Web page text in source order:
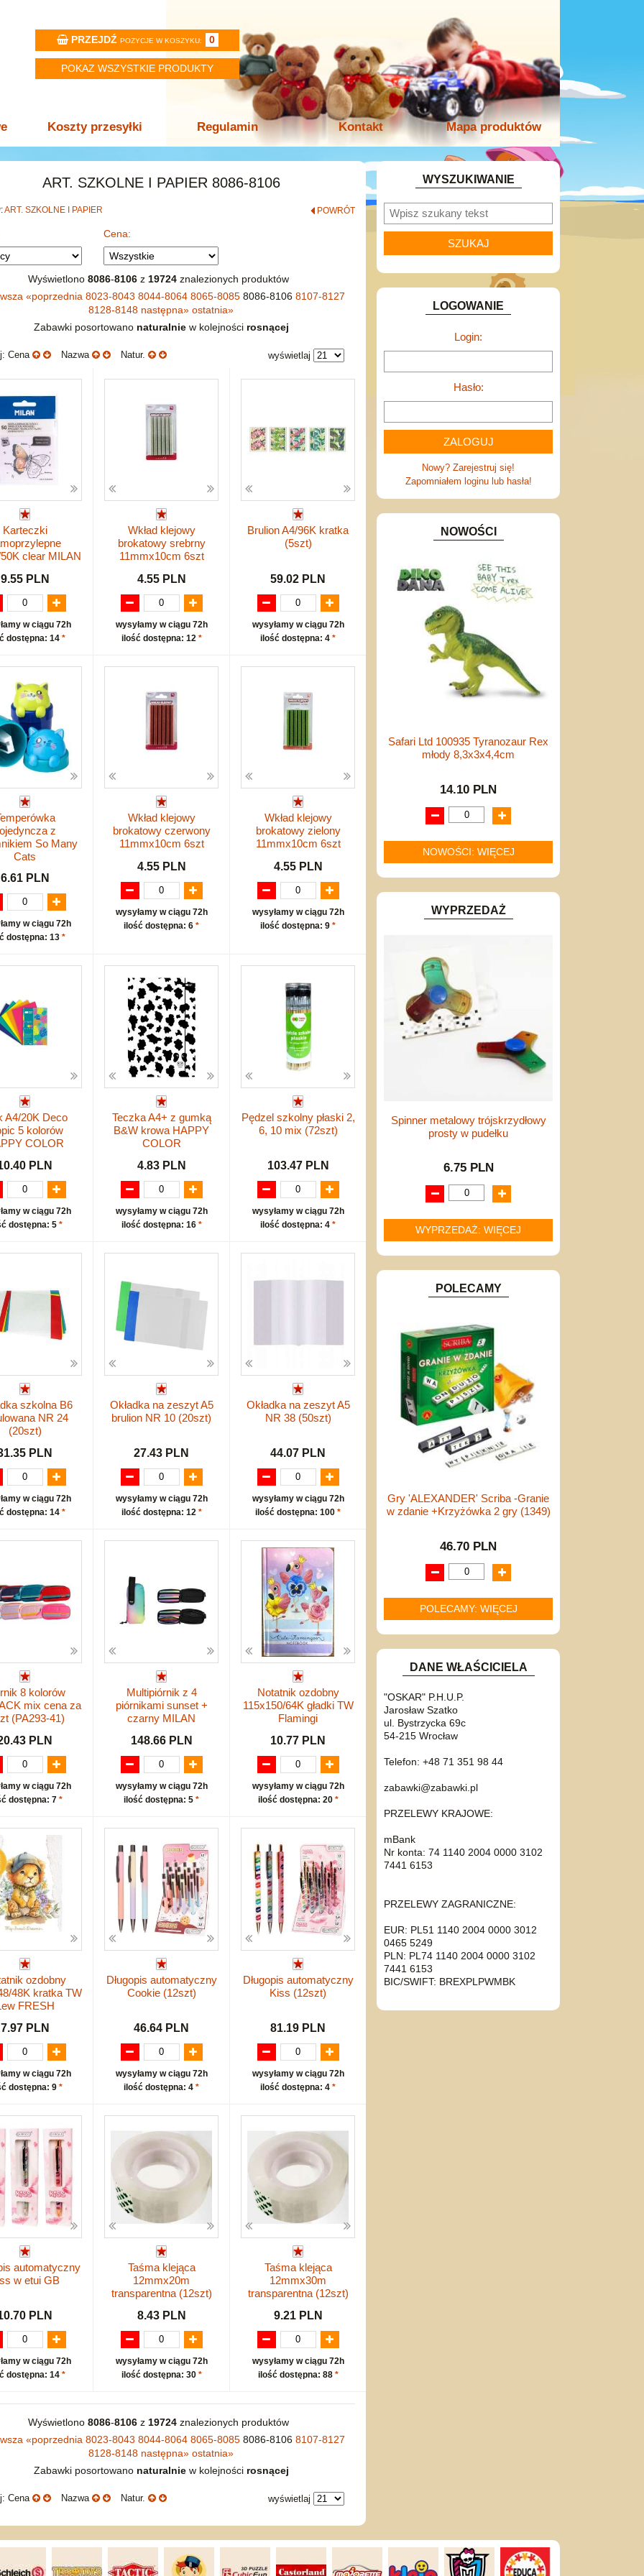
PRZEJDŹ POZYCJE W KOSZYKU: 0
POKAZ WSZYSTKIE PRODUKTY
Koszty przesyłki Regulamin Kontakt Mapa produktów
ART. SZKOLNE I PAPIER 8086-8106
ART. SZKOLNE I PAPIER POWRÓT
Cena:
Wyświetlono 8086-8106z 19724znalezionych produktów
«poprzednia 8023-8043 8044-8064 8065-8085 8086-8106 8107-8127
8128-8148 następna» ostatnia»
Zabawki posortowano naturalniew kolejności rosnącej
Cena Nazwa Natur. wyświetlaj
Karteczki
clear MILAN
9.55 PLN
w ciągu 72h
dostępna: 14 *
Wkład klejowy
brokatowy srebrny
11mmx10cm 6szt
4.55 PLN
wysyłamy w ciągu 72h
ilość dostępna: 12 *
Brulion A4/96K kratka
(5szt)
59.02 PLN
wysyłamy w ciągu 72h
ilość dostępna: 4 *
z
So Many
Cats
6.61 PLN
w ciągu 72h
dostępna: 13 *
Wkład klejowy
brokatowy czerwony
11mmx10cm 6szt
4.55 PLN
wysyłamy w ciągu 72h
ilość dostępna: 6 *
Wkład klejowy
brokatowy zielony
11mmx10cm 6szt
4.55 PLN
wysyłamy w ciągu 72h
ilość dostępna: 9 *
A4/20K Deco
5 kolorów
COLOR
PLN
w ciągu 72h
dostępna: 5 *
Teczka A4+ z gumką
B&W krowa HAPPY
COLOR
4.83 PLN
wysyłamy w ciągu 72h
ilość dostępna: 16 *
Pędzel szkolny płaski 2,
6, 10 mix (72szt)
103.47 PLN
wysyłamy w ciągu 72h
ilość dostępna: 4 *
szkolna B6
NR 24
(20szt)
PLN
w ciągu 72h
dostępna: 14 *
Okładka na zeszyt A5
brulion NR 10 (20szt)
27.43 PLN
wysyłamy w ciągu 72h
ilość dostępna: 12 *
Okładka na zeszyt A5
NR 38 (50szt)
44.07 PLN
wysyłamy w ciągu 72h
ilość dostępna: 100 *
8 kolorów
mix cena za
(PA293-41)
PLN
w ciągu 72h
dostępna: 7 *
Multipiórnik z 4
piórnikami sunset +
czarny MILAN
148.66 PLN
wysyłamy w ciągu 72h
ilość dostępna: 5 *
Notatnik ozdobny
115x150/64K gładki TW
Flamingi
10.77 PLN
wysyłamy w ciągu 72h
ilość dostępna: 20 *
ozdobny
48K kratka TW
FRESH
7.97 PLN
w ciągu 72h
dostępna: 9 *
Długopis automatyczny
Cookie (12szt)
46.64 PLN
wysyłamy w ciągu 72h
ilość dostępna: 4 *
Długopis automatyczny
Kiss (12szt)
81.19 PLN
wysyłamy w ciągu 72h
ilość dostępna: 4 *
automatyczny
w etui GB
PLN
w ciągu 72h
dostępna: 14 *
Taśma klejąca
12mmx20m
transparentna (12szt)
8.43 PLN
wysyłamy w ciągu 72h
ilość dostępna: 30 *
Taśma klejąca
12mmx30m
transparentna (12szt)
9.21 PLN
wysyłamy w ciągu 72h
ilość dostępna: 88 *
Wyświetlono 8086-8106z 19724znalezionych produktów
«poprzednia 8023-8043 8044-8064 8065-8085 8086-8106 8107-8127
8128-8148 następna» ostatnia»
Zabawki posortowano naturalniew kolejności rosnącej
Cena Nazwa Natur. wyświetlaj
WYSZUKIWANIE
LOGOWANIE
Login:
Hasło:
Nowy? Zarejestruj się!
Zapomniałem loginu lub hasła!
NOWOŚCI
Safari Ltd 100935 Tyranozaur Rex
młody 8,3x3x4,4cm
14.10 PLN
NOWOŚCI: WIĘCEJ
WYPRZEDAŻ
Spinner metalowy trójskrzydłowy
prosty w pudełku
6.75 PLN
WYPRZEDAŻ: WIĘCEJ
POLECAMY
Gry 'ALEXANDER' Scriba -Granie
w zdanie +Krzyżówka 2 gry (1349)
46.70 PLN
POLECAMY: WIĘCEJ
DANE WŁAŚCICIELA
"OSKAR" P.H.U.P.
Jarosław Szatko
ul. Bystrzycka 69c
54-215 Wrocław
Telefon: +48 71 351 98 44
zabawki@zabawki.pl
PRZELEWY KRAJOWE:
mBank
Nr konta: 74 1140 2004 0000 3102
7441 6153
PRZELEWY ZAGRANICZNE:
EUR: PL51 1140 2004 0000 3012
0465 5249
PLN: PL74 1140 2004 0000 3102
7441 6153
BIC/SWIFT: BREXPLPWMBK